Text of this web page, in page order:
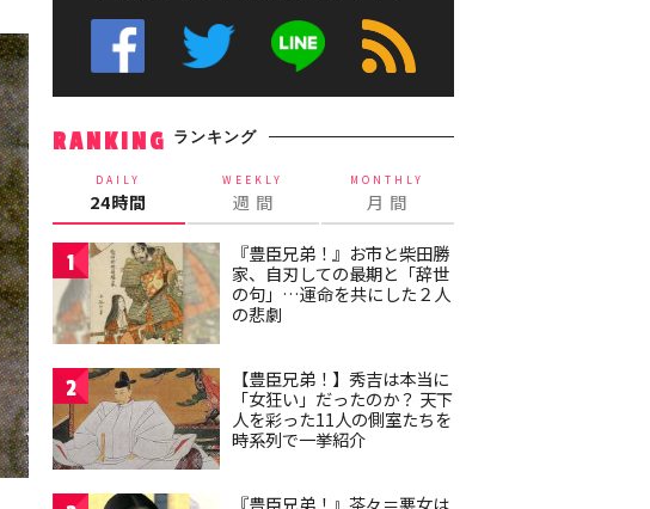
RANKING ランキング
DAILY
24時間
WEEKLY
週 間
MONTHLY
月 間
1
『豊臣兄弟！』お市と柴田勝
家、自刃しての最期と「辞世
の句」…運命を共にした２人
の悲劇
2
【豊臣兄弟！】秀吉は本当に
「女狂い」だったのか？ 天下
人を彩った11人の側室たちを
時系列で一挙紹介
『豊臣兄弟！』茶々＝悪女は